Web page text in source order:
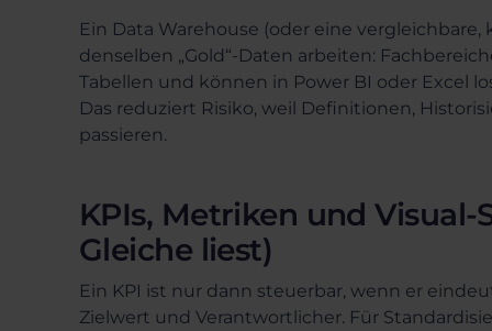
Ein Data Warehouse (oder eine
denselben „Gold“-Daten arbeiten:
Tabellen und können in Power BI oder Excel
Das reduziert Risiko, weil Definitionen,
passieren.
KPIs, Metriken und
Gleiche liest)
Ein KPI ist nur dann steuerbar, wenn er
Zielwert und Verantwortlicher. Für